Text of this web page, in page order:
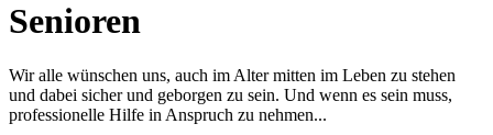
Senioren
Wir alle wünschen uns, auch im Alter mitten im Leben zu stehen
und dabei sicher und geborgen zu sein. Und wenn es sein muss,
professionelle Hilfe in Anspruch zu nehmen...